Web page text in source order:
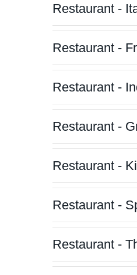
Restaurant -
Restaurant -
Restaurant -
Restaurant -
Restaurant -
Restaurant -
Restaurant -